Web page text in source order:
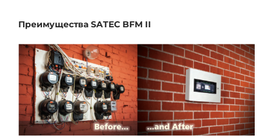
Преимущества SATEC BFM II